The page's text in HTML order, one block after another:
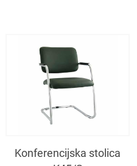
Konferencijska stolica